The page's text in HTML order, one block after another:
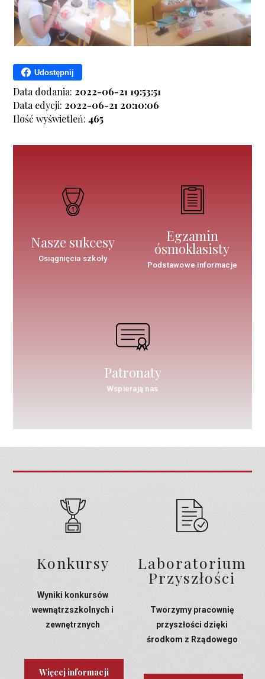
Udostępnij
Data dodania: 2022-06-21 19:53:51
Data edycji: 2022-06-21 20:10:06
Ilość wyświetleń:465
Nasze sukcesy
Osiągnięcia szkoły
Egzamin
ósmoklasisty
Podstawowe informacje
Patronaty
Wspierają nas
Konkursy
Wyniki konkursów
wewnątrzszkolnych i
zewnętrznych
Więcej informacji
Laboratorium
Przyszłości
Tworzymy pracownię
przyszłości dzięki
środkom z Rządowego